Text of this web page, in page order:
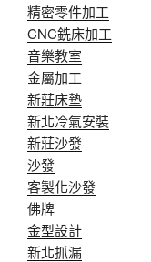
精密零件加工
CNC銑床加工
音樂教室
金屬加工
新莊床墊
新北冷氣安裝
新莊沙發
沙發
客製化沙發
佛牌
金型設計
新北抓漏